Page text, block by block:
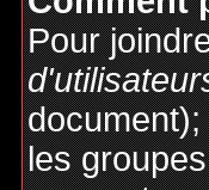
Pour
les